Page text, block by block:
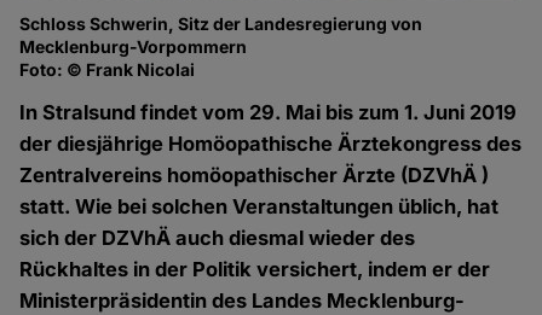
Schloss Schwerin, Sitz der Landesregierung von
Mecklenburg-Vorpommern
Foto: © Frank Nicolai
In Stralsund findet vom 29. Mai bis zum 1. Juni 2019
der diesjährige Homöopathische Ärztekongress des
Zentralvereins homöopathischer Ärzte (DZVhÄ )
statt. Wie bei solchen Veranstaltungen üblich, hat
sich der DZVhÄ auch diesmal wieder des
Rückhaltes in der Politik versichert, indem er der
Ministerpräsidentin des Landes Mecklenburg-